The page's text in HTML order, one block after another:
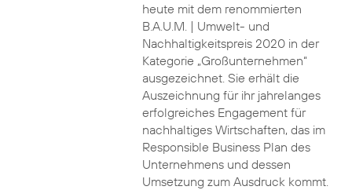
heute mit dem renommierten
B.A.U.M. | Umwelt- und
Nachhaltigkeitspreis 2020 in der
Kategorie „Großunternehmen“
ausgezeichnet. Sie erhält die
Auszeichnung für ihr jahrelanges
erfolgreiches Engagement für
nachhaltiges Wirtschaften, das im
Responsible Business Plan des
Unternehmens und dessen
Umsetzung zum Ausdruck kommt.